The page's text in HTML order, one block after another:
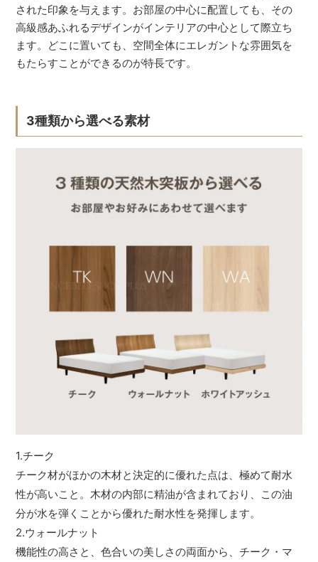
された印象を与えます。お部屋の中心に配置しても、その
高級感あふれるデザインがインテリアの中心として際立ち
ます。どこに置いても、空間全体にエレガントな雰囲気を
もたらすことができるのが特長です。
3種類から選べる素材
1.チーク
チーク材がほかの木材と決定的に優れた点は、極めて耐水
性が高いこと。木材の内部に精油が含まれており、この油
分が水を弾くことから優れた耐水性を発揮します。
2.ウォールナット
機能性の高さと、色合いの美しさの両面から、チーク・マ